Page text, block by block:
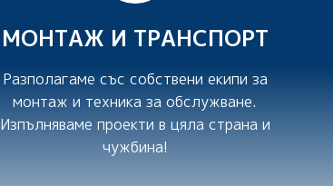
МОНТАЖ И ТРАНСПОРТ
Разполагаме със собствени екипи за
монтаж и техника за обслужване.
Изпълняваме проекти в цяла страна и
чужбина!